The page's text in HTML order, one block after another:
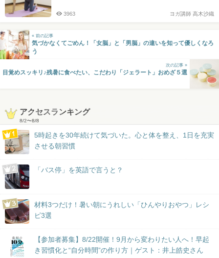
ヨガ講師 高木沙織
3963
« 前の記事
気づかなくてごめん！「女脳」と「男脳」の違いを知って優しくなろ
う
次の記事 »
目覚めスッキリ♪残暑に食べたい、こだわり「ジェラート」おめざ５選
アクセスランキング
8/2〜8/8
5時起きを30年続けて気づいた。心と体を整え、1日を充実
させる朝習慣
「バス停」を英語で言うと？
材料3つだけ！暑い朝にうれしい「ひんやりおやつ」レシ
ピ3選
【参加者募集】8/22開催！9月から変わりたい人へ！早起
き習慣化と“自分時間”の作り方｜ゲスト：井上皓史さん